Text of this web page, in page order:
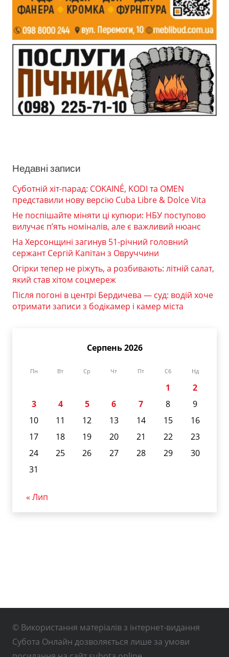
Недавні записи
Суботній хіт-парад: COKAINÉ, KODI та OMEN
представили нову версію Cuba Libre & Dolce Vita
Не поспішайте міняти ці купюри: НБУ поступово
вилучає п’ять номіналів, але є важливий нюанс
На Херсонщині загинув 51-річний головний
сержант Сергій Капітан з Овруччини
Огірки тепер не ріжуть, а розбивають: літній салат,
який став хітом соцмереж
Після погоні в центрі Бердичева — суд: водій хоче
отримати записи з бодікамер і камер міста
Серпень 2026
Пн Вт Ср Чт Пт Сб Нд
1
2
3
4 5 6 7 8
9
10
11 12 13 14 15
16
17
18 19 20 21 22
23
24
25 26 27 28 29
30
31
« Лип
© Використання матеріалів з інтернет-видання
Субота Онлайн дозволяється лише за умови